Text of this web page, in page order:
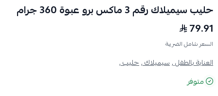
حليب سيميلاك رقم 3 ماكس برو عبوة 360 جرام
79.91
السعر شامل الضريبة
العناية بالطفل ,سيميلاك ,حليب ,
متوفر